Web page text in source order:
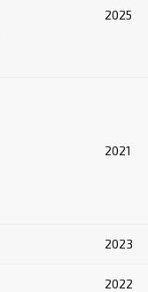
2025
2021
2023
2022